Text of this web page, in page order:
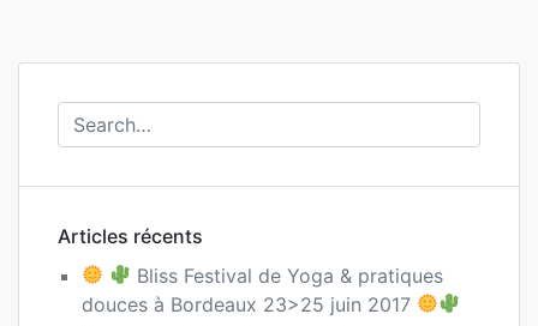
Articles récents
Bliss Festival de Yoga & pratiques
douces à Bordeaux 23>25 juin 2017